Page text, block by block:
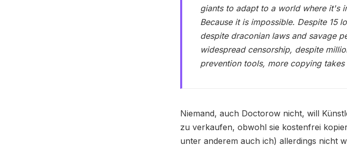
giants to adapt to a world where it's
Because it is impossible. Despite 15
despite draconian laws and savage
widespread censorship, despite
prevention tools, more copying
Niemand, auch Doctorow nicht, will
zu verkaufen, obwohl sie kostenfrei
unter anderem auch ich) allerdings nicht